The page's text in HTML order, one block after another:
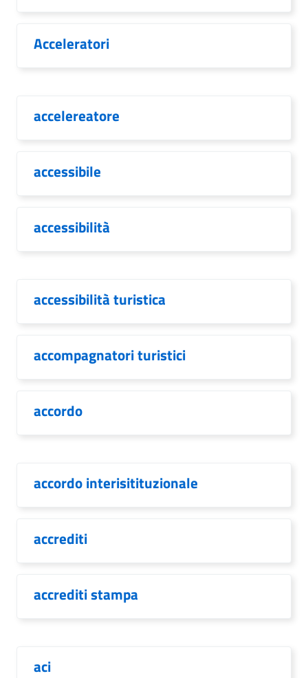
Acceleratori
accelereatore
accessibile
accessibilità
accessibilità turistica
accompagnatori turistici
accordo
accordo interisitituzionale
accrediti
accrediti stampa
aci